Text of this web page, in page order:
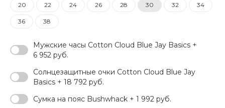
20
22 24 26 28 30 32 34
36 38
Мужские часы Cotton Cloud Blue Jay Basics +
6 952 руб.
Солнцезащитные очки Cotton Cloud Blue Jay
Basics + 18 792 руб.
Сумка на пояс Bushwhack + 1 992 руб.